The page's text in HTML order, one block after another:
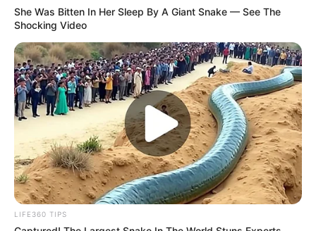
She Was Bitten In Her Sleep By A Giant Snake — See The
Shocking Video
LIFE360 TIPS